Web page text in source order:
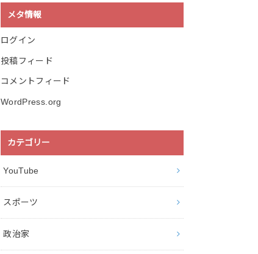
メタ情報
ログイン
投稿フィード
コメントフィード
WordPress.org
カテゴリー
YouTube
スポーツ
政治家